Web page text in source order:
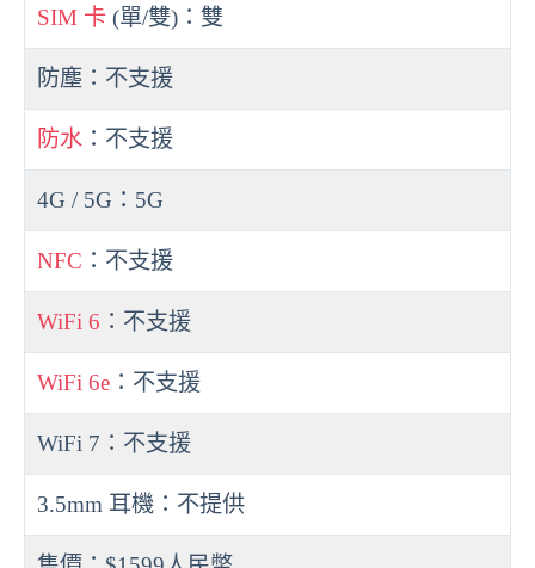
SIM 卡(單/雙)：雙
防塵：不支援
防水：不支援
4G / 5G：5G
NFC ：不支援
WiFi 6 ：不支援
WiFi 6e：不支援
WiFi 7：不支援
3.5mm 耳機：不提供